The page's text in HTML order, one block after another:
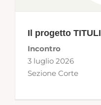
Il progetto TITULI
Incontro
3 luglio 2026
Sezione Corte